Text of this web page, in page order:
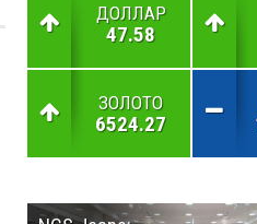
ДОЛЛАР
47.58
ЗОЛОТО
6524.27